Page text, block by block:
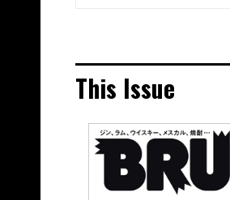
This Issue